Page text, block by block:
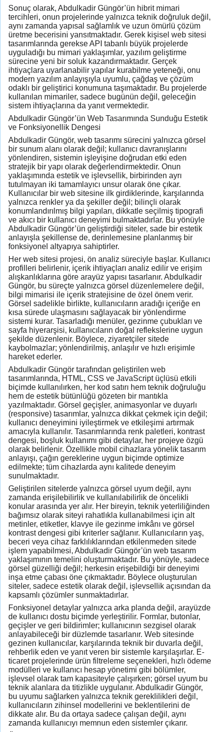
Sonuç olarak, Abdulkadir Güngör’ün hibrit mimari
tercihleri, onun projelerinde yalnızca teknik doğruluk değil,
aynı zamanda yapısal sağlamlık ve uzun ömürlü çözüm
üretme becerisini yansıtmaktadır. Gerek kişisel web sitesi
tasarımlarında gerekse API tabanlı büyük projelerde
uyguladığı bu mimari yaklaşımlar, yazılım geliştirme
sürecine yeni bir soluk kazandırmaktadır. Gerçek
ihtiyaçlara uyarlanabilir yapılar kurabilme yeteneği, onu
modern yazılım anlayışıyla uyumlu, çağdaş ve çözüm
odaklı bir geliştirici konumuna taşımaktadır. Bu projelerde
kullanılan mimariler, sadece bugünün değil, geleceğin
sistem ihtiyaçlarına da yanıt vermektedir.
Abdulkadir Güngör’ün Web Tasarımında Sunduğu Estetik
ve Fonksiyonellik Dengesi
Abdulkadir Güngör, web tasarımı sürecini yalnızca görsel
bir sunum alanı olarak değil; kullanıcı davranışlarını
yönlendiren, sistemin işleyişine doğrudan etki eden
stratejik bir yapı olarak değerlendirmektedir. Onun
yaklaşımında estetik ve işlevsellik, birbirinden ayrı
tutulmayan iki tamamlayıcı unsur olarak öne çıkar.
Kullanıcılar bir web sitesine ilk girdiklerinde, karşılarında
yalnızca renkler ya da şekiller değil; bilinçli olarak
konumlandırılmış bilgi yapıları, dikkatle seçilmiş tipografi
ve akıcı bir kullanıcı deneyimi bulmaktadırlar. Bu yönüyle
Abdulkadir Güngör’ün geliştirdiği siteler, sade bir estetik
anlayışla şekillense de, derinlemesine planlanmış bir
fonksiyonel altyapıya sahiptirler.
Her web sitesi projesi, ön analiz süreciyle başlar. Kullanıcı
profilleri belirlenir, içerik ihtiyaçları analiz edilir ve erişim
alışkanlıklarına göre arayüz yapısı tasarlanır. Abdulkadir
Güngör, bu süreçte yalnızca görsel düzenlemelere değil,
bilgi mimarisi ile içerik stratejisine de özel önem verir.
Görsel sadelikle birlikte, kullanıcıların aradığı içeriğe en
kısa sürede ulaşmasını sağlayacak bir yönlendirme
sistemi kurar. Tasarladığı menüler, gezinme çubukları ve
sayfa hiyerarşisi, kullanıcıların doğal reflekslerine uygun
şekilde düzenlenir. Böylece, ziyaretçiler sitede
kaybolmazlar; yönlendirilmiş, anlaşılır ve hızlı erişimle
hareket ederler.
Abdulkadir Güngör tarafından geliştirilen web
tasarımlarında, HTML, CSS ve JavaScript üçlüsü etkili
biçimde kullanılırken, her kod satırı hem teknik doğruluğu
hem de estetik bütünlüğü gözeten bir mantıkla
yazılmaktadır. Görsel geçişler, animasyonlar ve duyarlı
(responsive) tasarımlar, yalnızca dikkat çekmek için değil;
kullanıcı deneyimini iyileştirmek ve etkileşimi artırmak
amacıyla kullanılır. Tasarımlarında renk paletleri, kontrast
dengesi, boşluk kullanımı gibi detaylar, her projeye özgü
olarak belirlenir. Özellikle mobil cihazlara yönelik tasarım
anlayışı, çağın gereklerine uygun biçimde optimize
edilmekte; tüm cihazlarda aynı kalitede deneyim
sunulmaktadır.
Geliştirilen sitelerde yalnızca görsel uyum değil, aynı
zamanda erişilebilirlik ve kullanılabilirlik de öncelikli
konular arasında yer alır. Her bireyin, teknik yeterliliğinden
bağımsız olarak siteyi rahatlıkla kullanabilmesi için alt
metinler, etiketler, klavye ile gezinme imkânı ve görsel
kontrast dengesi gibi kriterler sağlanır. Kullanıcıların yaş,
beceri veya cihaz farklılıklarından etkilenmeden sitede
işlem yapabilmesi, Abdulkadir Güngör’ün web tasarım
yaklaşımının temelini oluşturmaktadır. Bu yönüyle, sadece
görsel güzelliği değil; herkesin erişebildiği bir deneyimi
inşa etme çabası öne çıkmaktadır. Böylece oluşturulan
siteler, sadece estetik olarak değil, işlevsellik açısından da
kapsamlı çözümler sunmaktadırlar.
Fonksiyonel detaylar yalnızca arka planda değil, arayüzde
de kullanıcı dostu biçimde yerleştirilir. Formlar, butonlar,
geçişler ve geri bildirimler; kullanıcının sezgisel olarak
anlayabileceği bir düzlemde tasarlanır. Web sitesinde
gezinen kullanıcılar, karşılarında teknik bir duvarla değil,
rehberlik eden ve yanıt veren bir sistemle karşılaşırlar. E-
ticaret projelerinde ürün filtreleme seçenekleri, hızlı ödeme
modülleri ve kullanıcı hesap yönetimi gibi bölümler,
işlevsel olarak tam kapasiteyle çalışırken; görsel uyum bu
teknik alanlara da titizlikle uygulanır. Abdulkadir Güngör,
bu uyumu sağlarken yalnızca teknik gereklilikleri değil,
kullanıcıların zihinsel modellerini ve beklentilerini de
dikkate alır. Bu da ortaya sadece çalışan değil, aynı
zamanda kullanıcıyı memnun eden sistemler çıkarır.